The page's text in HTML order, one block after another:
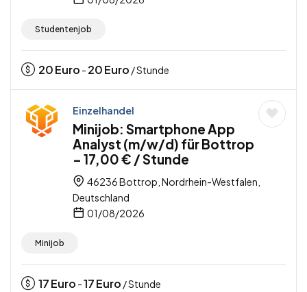
Studentenjob
20Euro - 20Euro / Stunde
Einzelhandel
Minijob: Smartphone App
Analyst (m/w/d) für Bottrop
– 17,00 € / Stunde
46236 Bottrop, Nordrhein-Westfalen,
Deutschland
01/08/2026
Minijob
17Euro -17Euro / Stunde